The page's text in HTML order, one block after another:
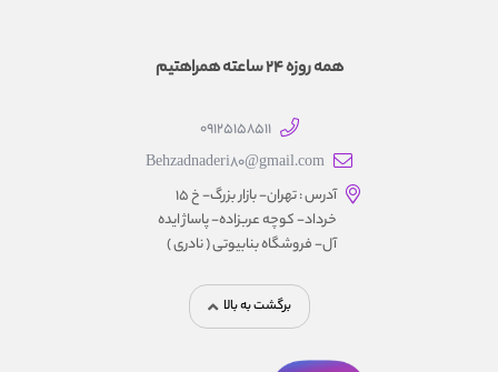
همه روزه 24 ساعته همراهتیم
09125158511
Behzadnaderi80@gmail.com
آدرس : تهران- بازار بزرگ- خ ۱۵
خرداد- کوچه عربزاده- پاساژ ایده
آل- فروشگاه بنابیوتی ( نادری )
برگشت به بالا